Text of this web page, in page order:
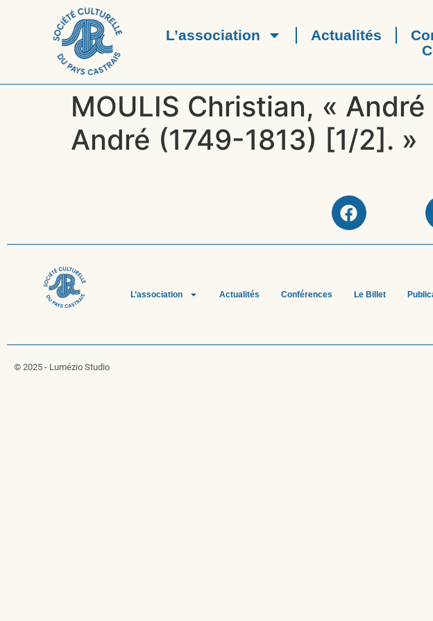
L’association Actualités
MOULIS Christian, «
André (1749-1813) [1/2]. »
L’association Actualités Conférences Le Billet
© 2025 - Lumézio Studio